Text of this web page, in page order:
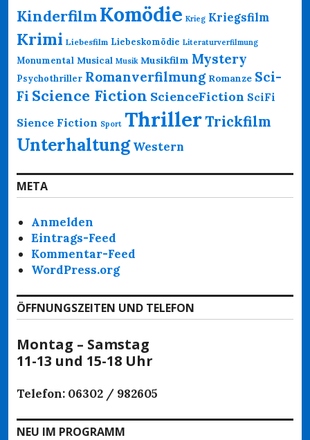
KinderfilmKomödie Krieg Kriegsfilm
Krimi Liebesfilm Liebeskomödie Literaturverfilmung
Monumental Musical Musik Musikfilm Mystery
Psychothriller Romanverfilmung Romanze Sci-
Fi Science Fiction ScienceFiction SciFi
Sience Fiction Sport ThrillerTrickfilm
Unterhaltung Western
META
Anmelden
Eintrags-Feed
Kommentar-Feed
WordPress.org
ÖFFNUNGSZEITEN UND TELEFON
Montag – Samstag
11-13 und 15-18 Uhr
Telefon: 06302 / 982605
NEU IM PROGRAMM